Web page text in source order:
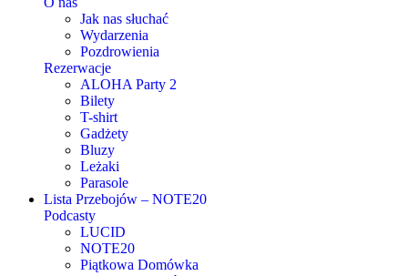
Jak nas słuchać
Wydarzenia
Pozdrowienia
Rezerwacje
ALOHA Party 2
Bilety
T-shirt
Gadżety
Bluzy
Leżaki
Parasole
Lista Przebojów – NOTE20
Podcasty
LUCID
NOTE20
Piątkowa Domówka